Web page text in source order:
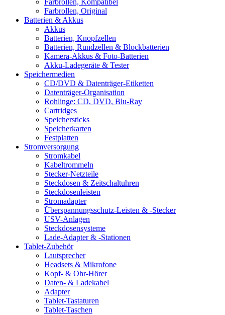
Farbrollen, Kompatibel
Farbrollen, Original
Batterien & Akkus
Akkus
Batterien, Knopfzellen
Batterien, Rundzellen & Blockbatterien
Kamera-Akkus & Foto-Batterien
Akku-Ladegeräte & Tester
Speichermedien
CD/DVD & Datenträger-Etiketten
Datenträger-Organisation
Rohlinge: CD, DVD, Blu-Ray
Cartridges
Speichersticks
Speicherkarten
Festplatten
Stromversorgung
Stromkabel
Kabeltrommeln
Stecker-Netzteile
Steckdosen & Zeitschaltuhren
Steckdosenleisten
Stromadapter
Überspannungsschutz-Leisten & -Stecker
USV-Anlagen
Steckdosensysteme
Lade-Adapter & -Stationen
Tablet-Zubehör
Lautsprecher
Headsets & Mikrofone
Kopf- & Ohr-Hörer
Daten- & Ladekabel
Adapter
Tablet-Tastaturen
Tablet-Taschen